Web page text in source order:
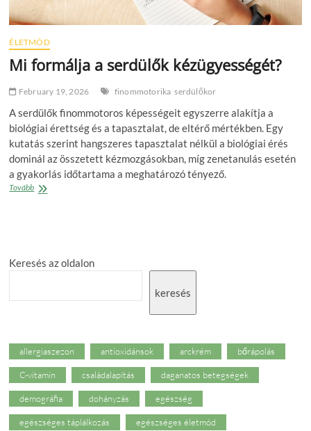
ÉLETMÓD
Mi formálja a serdülők kézügyességét?
February 19, 2026 finommotorika serdülőkor
A serdülők finommotoros képességeit egyszerre alakítja a
biológiai érettség és a tapasztalat, de eltérő mértékben. Egy
kutatás szerint hangszeres tapasztalat nélkül a biológiai érés
dominál az összetett kézmozgásokban, míg zenetanulás esetén
a gyakorlás időtartama a meghatározó tényező.
TovábbMi
Keresés az oldalon
keresés
allergiaszezon antioxidánsok arckrém bőrápolás
C-vitamin családalapítás daganatos betegségek
demográfia dohányzás egészség
egészséges táplálkozás egészséges életmód